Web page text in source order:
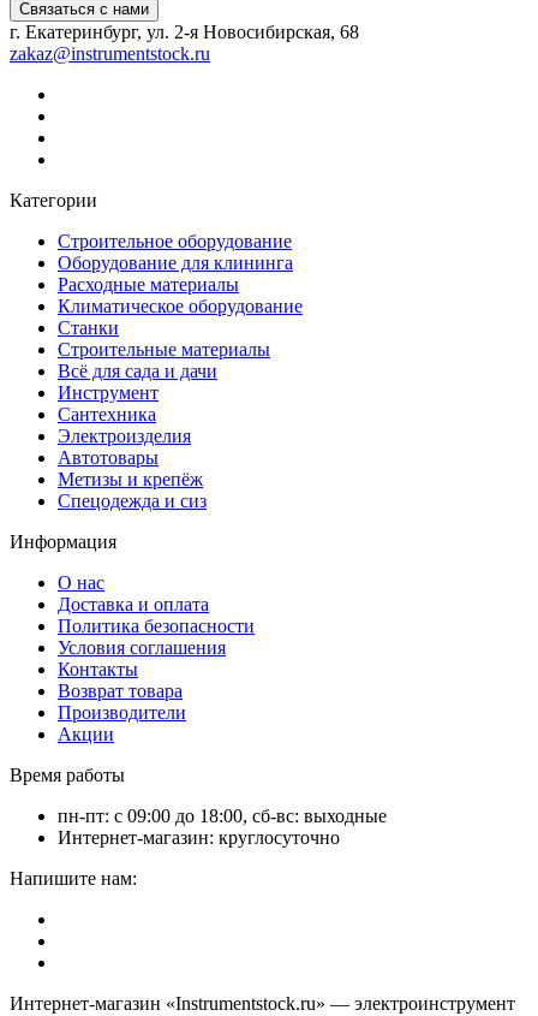
Связаться с нами
г. Екатеринбург, ул. 2-я Новосибирская, 68
zakaz@instrumentstock.ru
Категории
Строительное оборудование
Оборудование для клининга
Расходные материалы
Климатическое оборудование
Станки
Строительные материалы
Всё для сада и дачи
Инструмент
Сантехника
Электроизделия
Автотовары
Метизы и крепёж
Спецодежда и сиз
Информация
О нас
Доставка и оплата
Политика безопасности
Условия соглашения
Контакты
Возврат товара
Производители
Акции
Время работы
пн-пт: с 09:00 до 18:00, сб-вс: выходные
Интернет-магазин: круглосуточно
Напишите нам:
Интернет-магазин «Instrumentstock.ru» — электроинструмент